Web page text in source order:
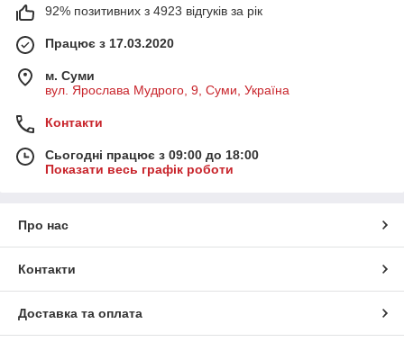
92% позитивних з 4923 відгуків за рік
Працює з 17.03.2020
м. Суми
вул. Ярослава Мудрого, 9, Суми, Україна
Контакти
Сьогодні працює з 09:00 до 18:00
Показати весь графік роботи
Про нас
Контакти
Доставка та оплата